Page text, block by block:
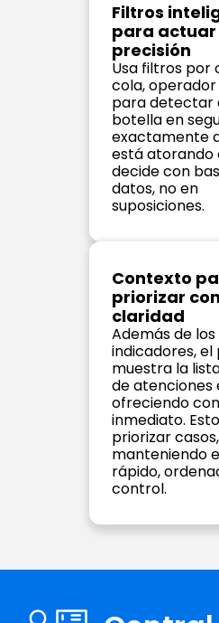
Filtros
para actuar
precisión
Usa filtros por
cola,
para detectar
botella en
exactamente
está atorando
decide con
datos, no en
suposiciones.
Contexto
priorizar con
claridad
Además de los
indicadores, el
muestra la
de atenciones
ofreciendo
inmediato.
priorizar casos,
manteniendo
rápido,
control.